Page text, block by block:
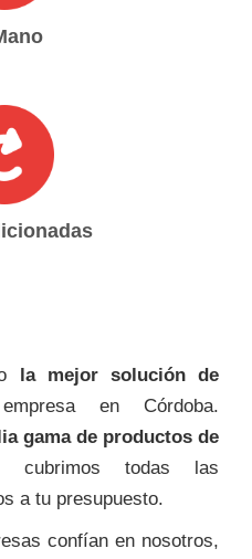
la mejor solución de
en Córdoba.
gama de productos de
todas las
a tu presupuesto.
confían en nosotros,